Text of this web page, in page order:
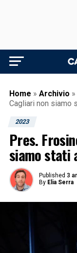
Home » Archivio »
Cagliari non siamo
2023
Pres.
siamo stati
Published 3
By Elia Serra